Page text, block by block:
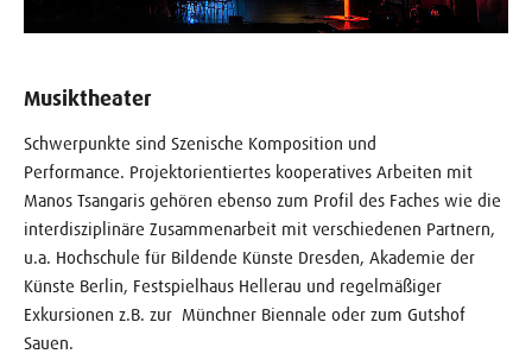
Musiktheater
Schwerpunkte sind Szenische Komposition und
Performance. Projektorientiertes kooperatives Arbeiten mit
Manos Tsangaris gehören ebenso zum Profil des Faches wie die
interdisziplinäre Zusammenarbeit mit verschiedenen Partnern,
u.a. Hochschule für Bildende Künste Dresden, Akademie der
Künste Berlin, Festspielhaus Hellerau und regelmäßiger
Exkursionen z.B. zur Münchner Biennale oder zum Gutshof
Sauen.